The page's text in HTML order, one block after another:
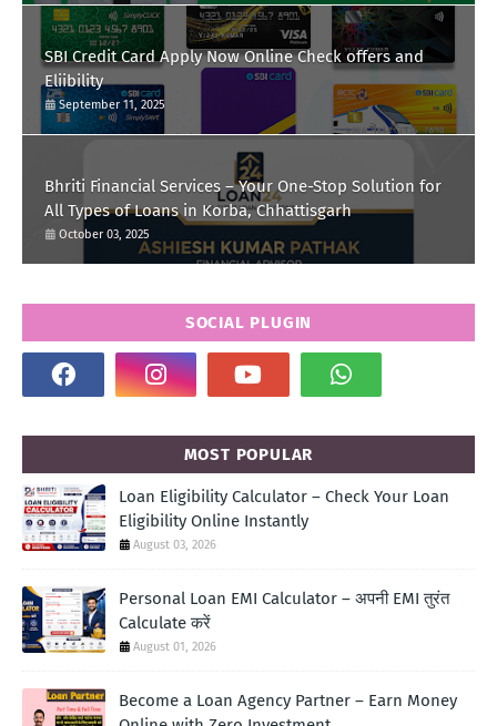
SBI Credit Card Apply Now Online Check offers and
Eliibility
September 11, 2025
Bhriti Financial Services – Your One-Stop Solution for
All Types of Loans in Korba, Chhattisgarh
October 03, 2025
SOCIAL PLUGIN
MOST POPULAR
Loan Eligibility Calculator – Check Your Loan
Eligibility Online Instantly
August 03, 2026
Personal Loan EMI Calculator – अपनी EMI तुरंत
Calculate करें
August 01, 2026
Become a Loan Agency Partner – Earn Money